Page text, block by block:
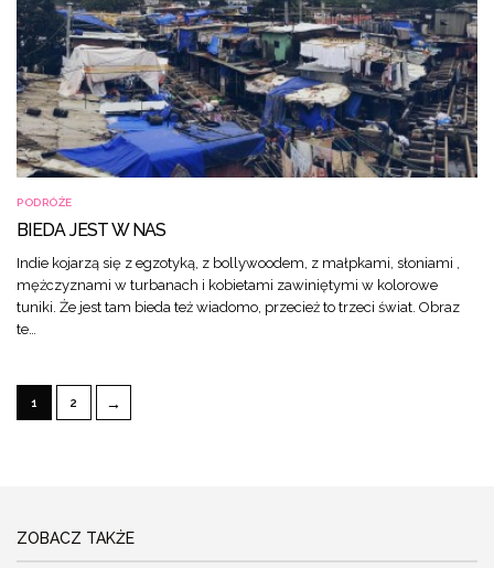
PODRÓŻE
BIEDA JEST W NAS
Indie kojarzą się z egzotyką, z bollywoodem, z małpkami, słoniami ,
mężczyznami w turbanach i kobietami zawiniętymi w kolorowe
tuniki. Że jest tam bieda też wiadomo, przecież to trzeci świat. Obraz
te…
1 2 →
ZOBACZ TAKŻE